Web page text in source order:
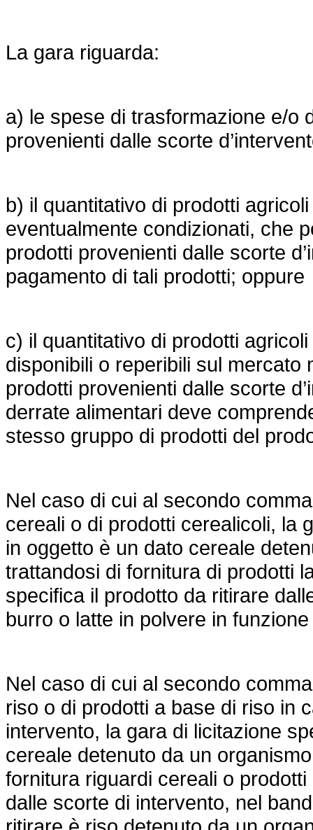
La gara riguarda:
a) le spese di trasformazione e/o
provenienti dalle scorte
b) il quantitativo di prodotti
eventualmente condizionati, che
prodotti provenienti dalle scorte
pagamento di tali prodotti; oppure
c) il quantitativo di prodotti
disponibili o reperibili sul mercato
prodotti provenienti dalle scorte
derrate alimentari deve
stesso gruppo di prodotti del
Nel caso di cui al secondo
cereali o di prodotti cerealicoli, la
in oggetto è un dato cereale
trattandosi di fornitura di prodotti
specifica il prodotto da ritirare
burro o latte in polvere in
Nel caso di cui al secondo
riso o di prodotti a base di riso in
intervento, la gara di licitazione
cereale detenuto da un
fornitura riguardi cereali o
dalle scorte di intervento, nel